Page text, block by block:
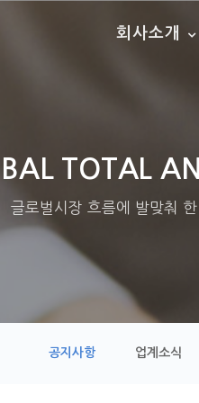
회사소개
TOTAL
글로벌시장 흐름에 발맞춰
공지사항 업계소식